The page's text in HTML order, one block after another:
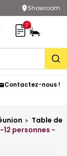
Showroom
0
Contactez-nous !
Table de
12 personnes -